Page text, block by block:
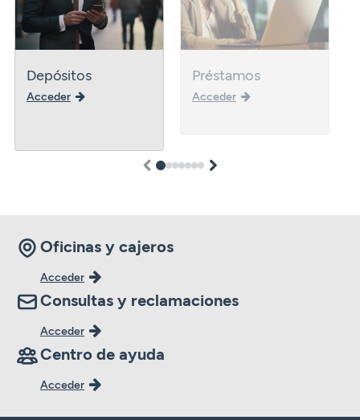
Depósitos
Acceder
Préstamos
Acceder
1234567
Oficinas y cajeros
Acceder
Consultas y reclamaciones
Acceder
Centro de ayuda
Acceder